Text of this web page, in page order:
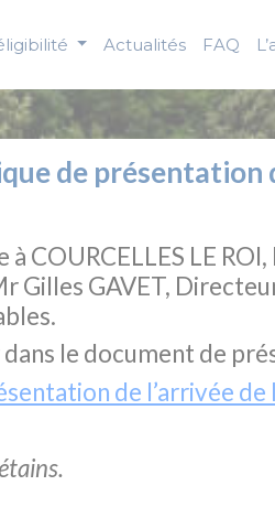
Actualités FAQ
de
COURCELLES LE
Gilles GAVET,
le document de
de l’arrivée
.